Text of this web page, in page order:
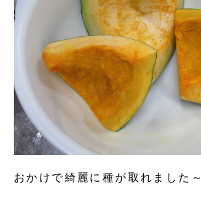
おかけで綺麗に種が取れました～